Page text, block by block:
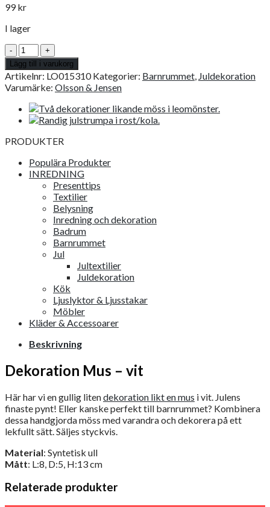
99kr
I lager
Dekoration
Mus
vit
mängd
Lägg till i varukorg
Artikelnr: LO015310 Kategorier: Barnrummet, Juldekoration
Varumärke: Olsson & Jensen
PRODUKTER
Populära Produkter
INREDNING
Presenttips
Textilier
Belysning
Inredning och dekoration
Badrum
Barnrummet
Jul
Jultextilier
Juldekoration
Kök
Ljuslyktor & Ljusstakar
Möbler
Kläder & Accessoarer
Beskrivning
Dekoration Mus – vit
Här har vi en gullig litendekoration likt en mus i vit. Julens
finaste pynt! Eller kanske perfekt till barnrummet? Kombinera
dessa handgjorda möss med varandra och dekorera på ett
lekfullt sätt. Säljes styckvis.
Material: Syntetisk ull
Mått: L:8, D:5, H:13 cm
Relaterade produkter